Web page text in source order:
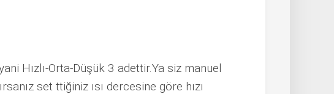
Hızlı-Orta-Düşük 3 adettir.Ya siz manuel
set ttiğiniz ısı dercesine göre hızı